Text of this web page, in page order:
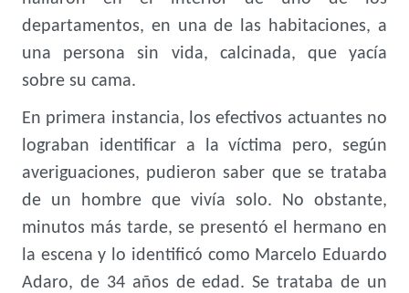
departamentos, en una de las habitaciones, a
una persona sin vida, calcinada, que yacía
sobre su cama.
En primera instancia, los efectivos actuantes no
lograban identificar a la víctima pero, según
averiguaciones, pudieron saber que se trataba
de un hombre que vivía solo. No obstante,
minutos más tarde, se presentó el hermano en
la escena y lo identificó como Marcelo Eduardo
Adaro, de 34 años de edad. Se trataba de un